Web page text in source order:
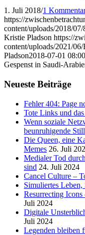
1. Juli 2018/1
https://
content/uploads/2018/
Kristie Pladson https://
content/uploads/2021/
Pladson2018-07-01
Gespenst in Saudi-
Neueste Beiträge
Fehler 404: Page
Tote Links und
Wenn soziale
beunruhigende
Die Queen, eine
Memes 26. Juli
Medialer Tod
sind 24. Juli 2024
Cancel Culture –
Simuliertes
Resurrecting
Juli 2024
Digitale
Juli 2024
Legenden bleiben